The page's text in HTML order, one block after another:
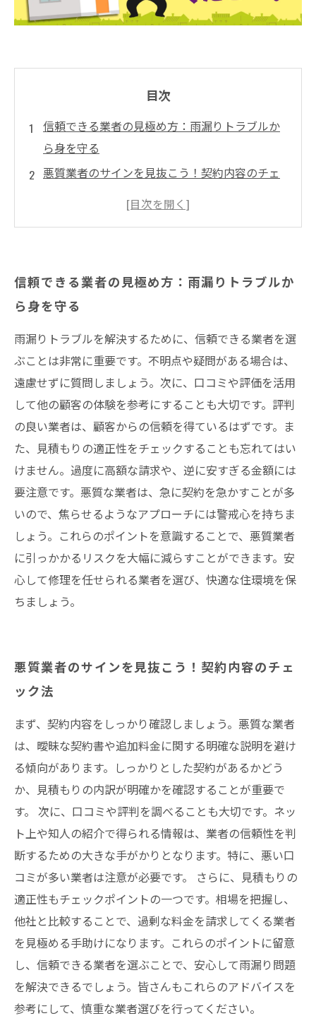
目次
信頼できる業者の見極め方：雨漏りトラブルか
ら身を守る
悪質業者のサインを見抜こう！契約内容のチェ
適正見積もりの重要性：追加料金の回避術
悪徳業者のまとめ
信頼できる業者の見極め方：雨漏りトラブルか
ら身を守る
雨漏りトラブルを解決するために、信頼できる業者を選
ぶことは非常に重要です。不明点や疑問がある場合は、
遠慮せずに質問しましょう。次に、口コミや評価を活用
して他の顧客の体験を参考にすることも大切です。評判
の良い業者は、顧客からの信頼を得ているはずです。ま
た、見積もりの適正性をチェックすることも忘れてはい
けません。過度に高額な請求や、逆に安すぎる金額には
要注意です。悪質な業者は、急に契約を急かすことが多
いので、焦らせるようなアプローチには警戒心を持ちま
しょう。これらのポイントを意識することで、悪質業者
に引っかかるリスクを大幅に減らすことができます。安
心して修理を任せられる業者を選び、快適な住環境を保
ちましょう。
悪質業者のサインを見抜こう！契約内容のチェ
ック法
まず、契約内容をしっかり確認しましょう。悪質な業者
は、曖昧な契約書や追加料金に関する明確な説明を避け
る傾向があります。しっかりとした契約があるかどう
か、見積もりの内訳が明確かを確認することが重要で
す。 次に、口コミや評判を調べることも大切です。ネッ
ト上や知人の紹介で得られる情報は、業者の信頼性を判
断するための大きな手がかりとなります。特に、悪い口
コミが多い業者は注意が必要です。 さらに、見積もりの
適正性もチェックポイントの一つです。相場を把握し、
他社と比較することで、過剰な料金を請求してくる業者
を見極める手助けになります。これらのポイントに留意
し、信頼できる業者を選ぶことで、安心して雨漏り問題
を解決できるでしょう。皆さんもこれらのアドバイスを
参考にして、慎重な業者選びを行ってください。